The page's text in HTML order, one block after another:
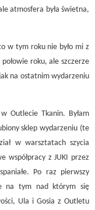
atmosfera była świetna,
w tym roku nie było mi z
roku, ale szczerze
na ostatnim wydarzeniu
Outlecie Tkanin. Byłam
sklep wydarzeniu (te
w warsztatach szycia
współpracy z JUKI przez
Po raz pierwszy
na tym nad którym się
Ula i Gosia z Outletu